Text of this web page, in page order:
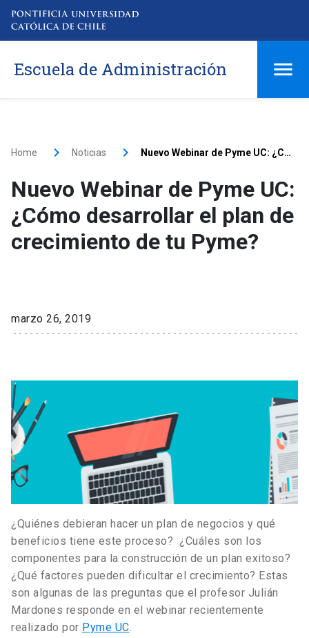
Escuela de Administración
Home Noticias Nuevo Webinar de Pyme UC: ¿Cómo desarrollar el plan de crecimiento de tu Pyme?
Nuevo Webinar de Pyme UC:
¿Cómo desarrollar el plan de
crecimiento de tu Pyme?
marzo 26, 2019
¿Quiénes debieran hacer un plan de negocios y qué
beneficios tiene este proceso? ¿Cuáles son los
componentes para la construcción de un plan exitoso?
¿Qué factores pueden dificultar el crecimiento? Estas
son algunas de las preguntas que el profesor Julián
Mardones responde en el webinar recientemente
realizado por Pyme UC.